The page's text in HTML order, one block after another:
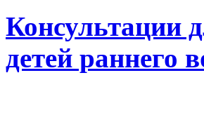
Консультации
детей раннего